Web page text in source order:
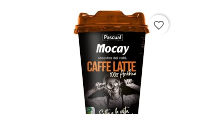
favorite_border